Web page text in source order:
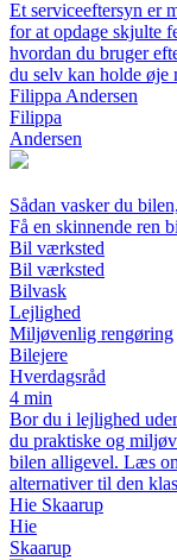
Et serviceeftersyn er
for at opdage skjulte
hvordan du bruger
du selv kan holde øje
Filippa Andersen
Filippa
Andersen
Sådan vasker du
Få en skinnende ren
Bil værksted
Bil værksted
Bilvask
Lejlighed
Miljøvenlig rengøring
Bilejere
Hverdagsråd
4 min
Bor du i lejlighed
du praktiske og
bilen alligevel. Læs
alternativer til den
Hie Skaarup
Hie
Skaarup